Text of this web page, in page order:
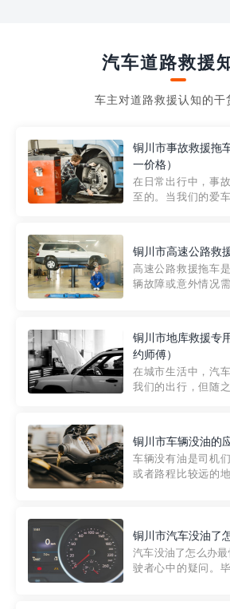
汽车道路救援
车主对道路救援认知的干
铜川市事故救援拖
一价格）
在日常出行中，事
至的。当我们的爱
细解析一下市区事
准，以及在选用拖车
铜川市高速公路救
高速公路救援拖车
辆故障或意外情况
路救援拖车的收费
部门制定的。起步价
铜川市地库救援专
约师傅）
在城市生活中，汽
我们的出行，但随
紧急情况下，我们
援方式。而这时，地
铜川市车辆没油的
车辆没有油是司机
或者路程比较远的
的送油师傅，解决
先，让我们来了解一
铜川市汽车没油了
汽车没油了怎么办
驶者心中的疑问。